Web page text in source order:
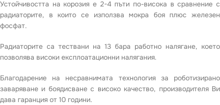
Устойчивостта на корозия е 2-4 пъти по-висока в сравнение с
радиаторите, в които се използва мокра боя плюс железен
фосфат.
Радиаторите са тествани на 13 бара работно налягане, което
позволява високи експлоатационни налягания.
Благодарение на несравнимата технология за роботизирано
заваряване и боядисване с високо качество, производителя Ви
дава гаранция от 10 години.